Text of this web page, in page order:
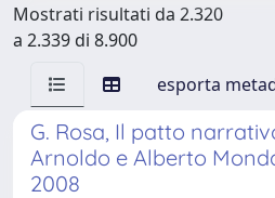
Mostrati risultati da 2.320
a 2.339 di 8.900
esporta
G. Rosa, Il patto
Arnoldo e Alberto
2008